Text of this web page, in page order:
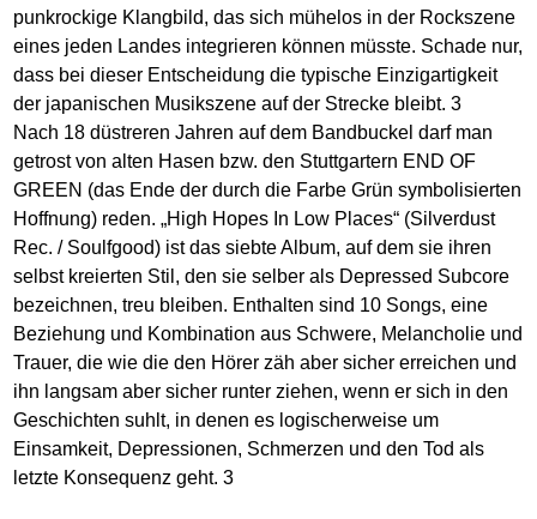
punkrockige Klangbild, das sich mühelos in der Rockszene
eines jeden Landes integrieren können müsste. Schade nur,
dass bei dieser Entscheidung die typische Einzigartigkeit
der japanischen Musikszene auf der Strecke bleibt. 3
Nach 18 düstreren Jahren auf dem Bandbuckel darf man
getrost von alten Hasen bzw. den Stuttgartern END OF
GREEN (das Ende der durch die Farbe Grün symbolisierten
Hoffnung) reden. „High Hopes In Low Places“ (Silverdust
Rec. / Soulfgood) ist das siebte Album, auf dem sie ihren
selbst kreierten Stil, den sie selber als Depressed Subcore
bezeichnen, treu bleiben. Enthalten sind 10 Songs, eine
Beziehung und Kombination aus Schwere, Melancholie und
Trauer, die wie die den Hörer zäh aber sicher erreichen und
ihn langsam aber sicher runter ziehen, wenn er sich in den
Geschichten suhlt, in denen es logischerweise um
Einsamkeit, Depressionen, Schmerzen und den Tod als
letzte Konsequenz geht. 3